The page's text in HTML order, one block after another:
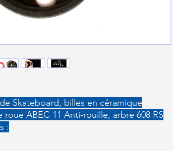
Skateboard, billes en céramique
roue ABEC 11 Anti-rouille, arbre 608 RS
: